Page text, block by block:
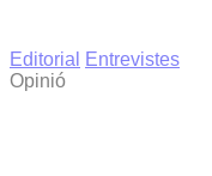
Editorial
Entrevistes
Opinió